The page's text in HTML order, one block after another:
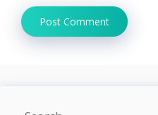
Search